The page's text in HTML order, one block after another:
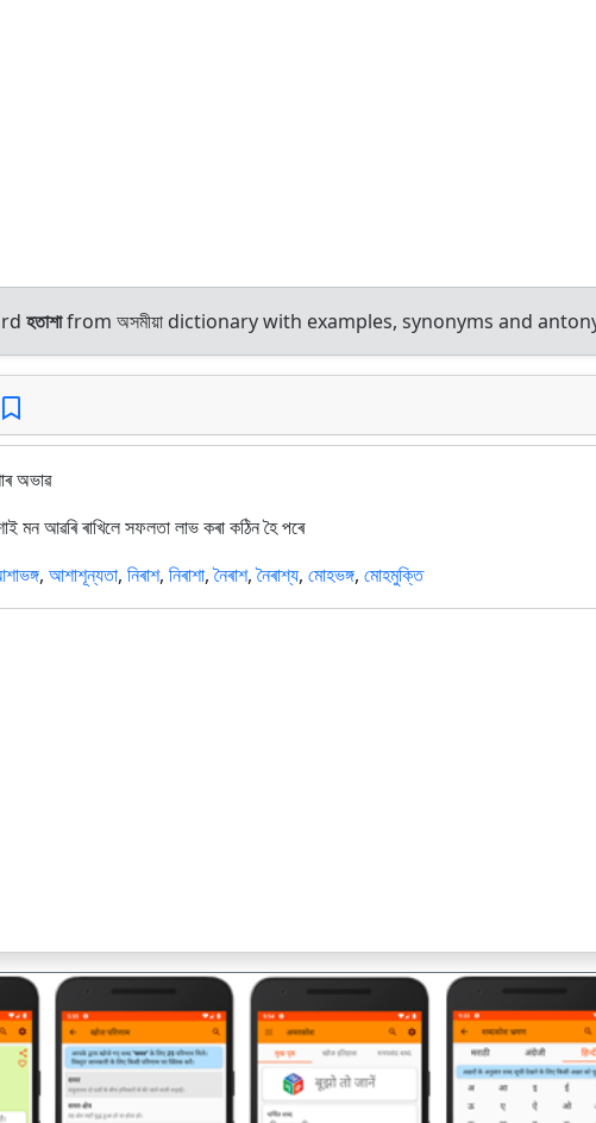
হতাশাfrom অসমীয়া dictionary with examples, synonyms and
অভাৱ
মন আৱৰি ৰাখিলে সফলতা লাভ কৰা কঠিন হৈ পৰে
, আশাশূন্যতা, নিৰাশ, নিৰাশা,নৈৰাশ,নৈৰাশ্য, মোহভঙ্গ, মোহমুক্তি